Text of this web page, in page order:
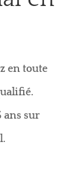
en toute
ans sur